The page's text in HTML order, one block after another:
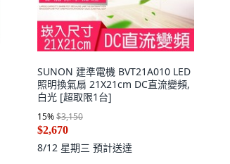
SUNON 建準電機 BVT21A010 LED
照明換氣扇 21X21cm DC直流變頻,
白光 [超取限1台]
15%$3,150
$2,670
8/12 星期三 預計送達